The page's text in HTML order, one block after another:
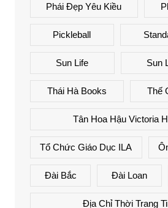
Phái Đẹp Yêu Kiều
Pickleball
Sun Life Sun
Thái Hà Books Thế
Tân Hoa Hậu Victoria
Tổ Chức Giáo Dục ILA
Đài Bắc Đài Loan
Địa Chỉ Thời Trang